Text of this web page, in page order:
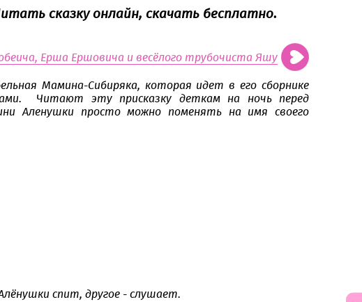
сказку онлайн, скачать бесплатно.
Ерша Ершовича и весёлого трубочиста Яшу
Мамина-Сибиряка, которая идет в его сборнике
Читают эту присказку деткам на ночь перед
Аленушки просто можно поменять на имя своего
спит, другое - слушает.